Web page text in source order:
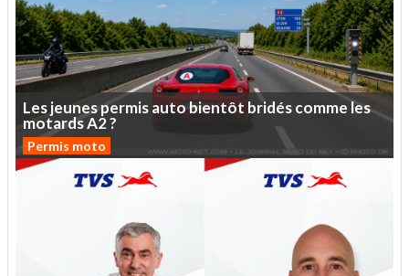
Lesjeunespermisautobientôt bridéscommeles
motardsA2?
Permis moto